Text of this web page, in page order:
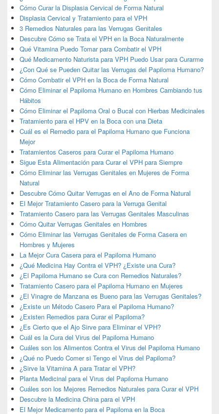
Cómo Curar la Displasia Cervical de Forma Natural
Displasia Cervical y Tratamiento para el VPH
3 Remedios Naturales para las Verrugas Genitales
Descubre Cómo se Trata el VPH en la Boca Naturalmente
Qué Vitamina Puedo Tomar para Combatir el VPH
Qué Medicamento Naturista para VPH Puedo Usar para Curarme
¿Con Qué se Pueden Quitar las Verrugas del Papiloma Humano?
Cómo Combatir el VPH en la Boca de Forma Natural
Cómo Eliminar el Papiloma Humano en Hombres Cambiando tus
Hábitos
Cómo Eliminar el Papiloma Oral o Bucal con Hierbas Medicinales
Tratamiento para el HPV en la Boca con una Dieta
Cuál es el Remedio para el Papiloma Humano que Funciona
Mejor
Tratamientos Caseros para Curar el Papiloma Humano
Sigue Esta Alimentación para Curar el VPH para Siempre
Cómo Eliminar las Verrugas Genitales en Mujeres de Forma
Natural
Descubre Cómo Quitar Verrugas en el Ano de Forma Natural
El Mejor Tratamiento Casero para la Verruga Genital
Tratamiento Casero para las Verrugas Genitales Masculinas
Cómo Quitar Verrugas Genitales en Hombres
Cómo Eliminar las Verrugas Genitales de Forma Casera en
Hombres y Mujeres
La Mejor Cura Casera para el Papiloma Humano
¿Qué Medicina Hay Contra el VPH? ¿Existe una Cura?
¿El Papiloma Humano se Cura con Remedios Naturales?
Tratamiento Casero para el Papiloma Humano en Mujeres
¿El Vinagre de Manzana es Bueno para las Verrugas Genitales?
¿Existe un Método Casero Para el Papiloma Humano?
¿Existen Remedios para Curar el Papiloma?
¿Es Cierto que el Ajo Sirve para Eliminar el VPH?
Cuál es la Cura del Virus del Papiloma Humano
Cuáles son los Alimentos Contra el Virus del Papiloma Humano
¿Qué no Puedo Comer si Tengo el Virus del Papiloma?
¿Sirve la Vitamina A para Tratar el VPH?
Planta Medicinal para el Virus del Papiloma Humano
Cuáles son los Mejores Remedios Naturales para Curar el VPH
Descubre la Medicina China para el VPH
El Mejor Medicamento para el Papiloma en la Boca